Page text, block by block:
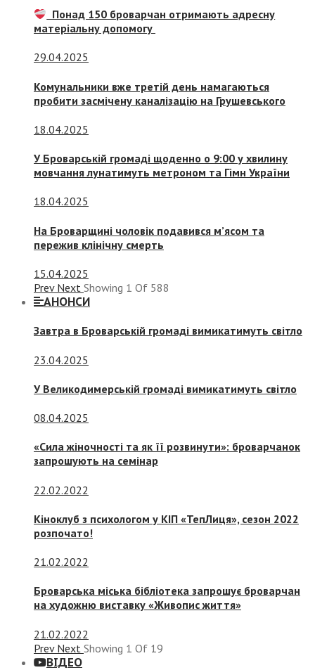
Понад 150 броварчан отримають адресну
матеріальну допомогу
29.04.2025
Комунальники вже третій день намагаються
пробити засмічену каналізацію на Грушевського
18.04.2025
У Броварській громаді щоденно о 9:00 у хвилину
мовчання лунатимуть метроном та Гімн України
18.04.2025
На Броварщині чоловік подавився м’ясом та
пережив клінічну смерть
15.04.2025
Prev Next Showing 1 Of 588
АНОНСИ
Завтра в Броварській громаді вимикатимуть світло
23.04.2025
У Великодимерській громаді вимикатимуть світло
08.04.2025
«Сила жіночності та як її розвинути»: броварчанок
запрошують на семінар
22.02.2022
Кіноклуб з психологом у КІП «ТепЛиця», сезон 2022
розпочато!
21.02.2022
Броварська міська бібліотека запрошує броварчан
на художню виставку «Живопис життя»
21.02.2022
Prev Next Showing 1 Of 19
ВІДЕО